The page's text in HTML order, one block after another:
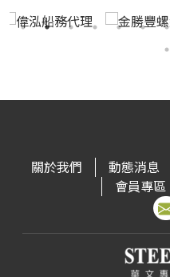
關於我們 動態消息
會員專區